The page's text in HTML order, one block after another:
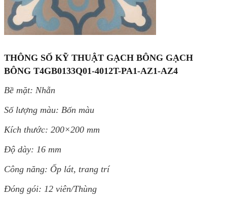
THÔNG SỐ KỸ THUẬT GẠCH BÔNG GẠCH
BÔNG T4GB0133Q01-4012T-PA1-AZ1-AZ4
Bề mặt: Nhẵn
Số lượng màu: Bốn màu
Kích thước: 200×200 mm
Độ dày: 16 mm
Công năng: Ốp lát, trang trí
Đóng gói: 12 viên/Thùng